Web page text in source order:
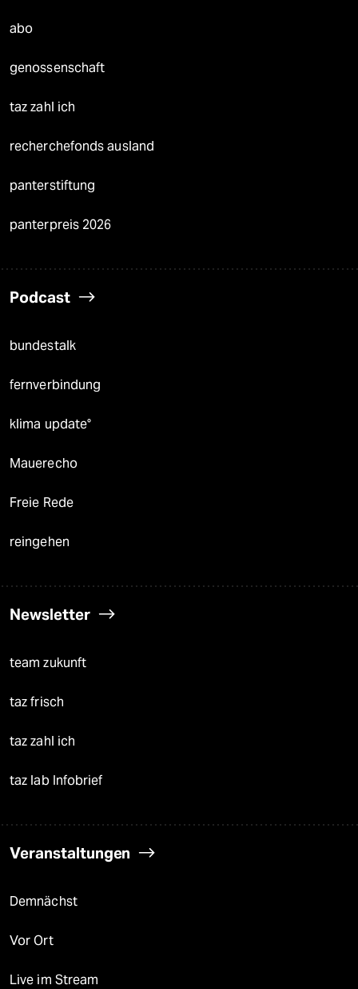
abo
genossenschaft
taz zahl ich
recherchefonds ausland
panterstiftung
panterpreis 2026
Podcast
bundestalk
fernverbindung
klima update°
Mauerecho
Freie Rede
reingehen
Newsletter
team zukunft
taz frisch
taz zahl ich
taz lab Infobrief
Veranstaltungen
Demnächst
Vor Ort
Live im Stream